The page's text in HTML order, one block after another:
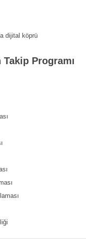
dijital köprü
Programı